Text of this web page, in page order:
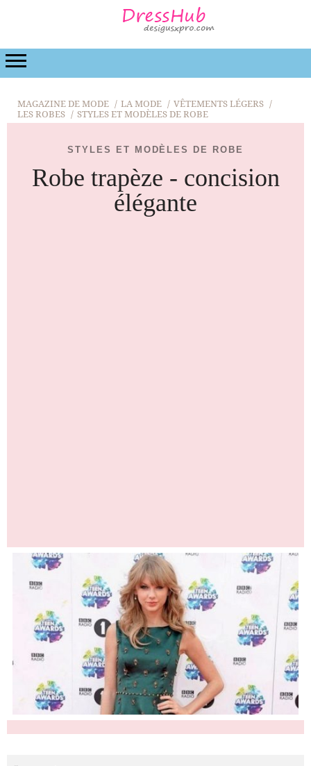
LA MODE
MAGAZINE DE MODE LA MODE
VÊTEMENTS LÉGERS
LES ROBES
STYLES ET MODÈLES DE ROBE
STYLES ET MODÈLES DE ROBE
Robe trapèze - concision
élégante